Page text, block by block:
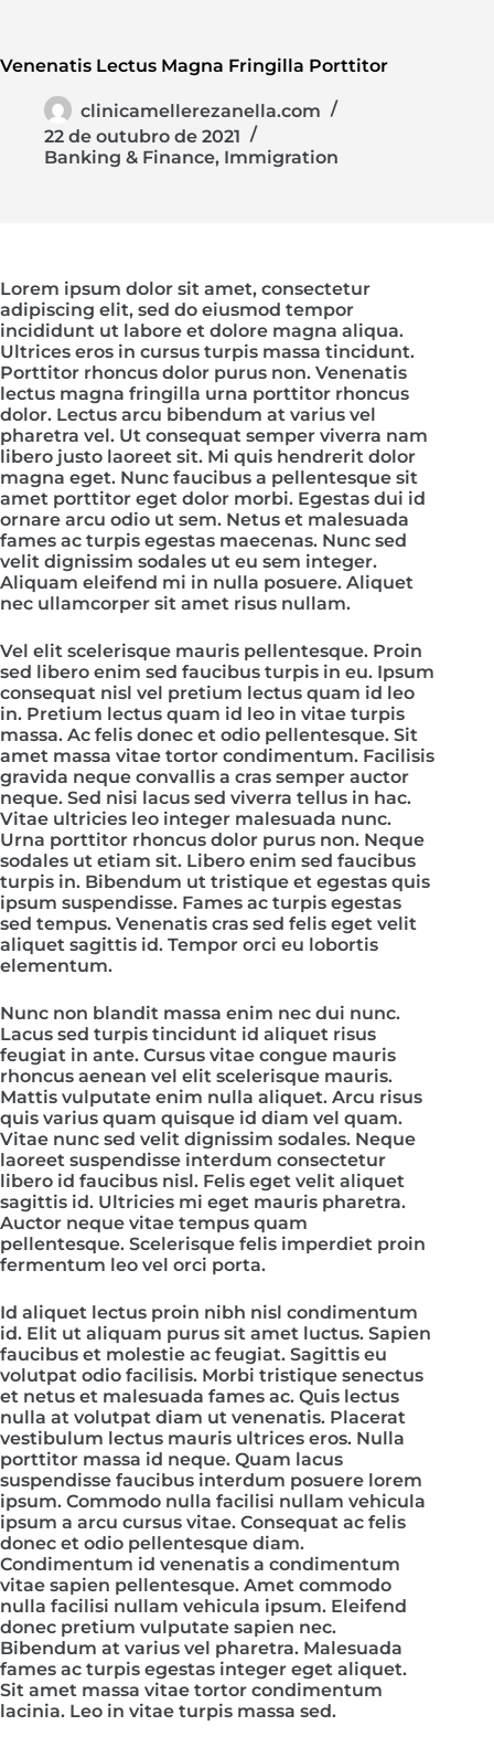
Venenatis Lectus Magna Fringilla Porttitor
clinicamellerezanella.com
22 de outubro de 2021
Banking & Finance, Immigration
Lorem ipsum dolor sit amet, consectetur
adipiscing elit, sed do eiusmod tempor
incididunt ut labore et dolore magna aliqua.
Ultrices eros in cursus turpis massa tincidunt.
Porttitor rhoncus dolor purus non. Venenatis
lectus magna fringilla urna porttitor rhoncus
dolor. Lectus arcu bibendum at varius vel
pharetra vel. Ut consequat semper viverra nam
libero justo laoreet sit. Mi quis hendrerit dolor
magna eget. Nunc faucibus a pellentesque sit
amet porttitor eget dolor morbi. Egestas dui id
ornare arcu odio ut sem. Netus et malesuada
fames ac turpis egestas maecenas. Nunc sed
velit dignissim sodales ut eu sem integer.
Aliquam eleifend mi in nulla posuere. Aliquet
nec ullamcorper sit amet risus nullam.
Vel elit scelerisque mauris pellentesque. Proin
sed libero enim sed faucibus turpis in eu. Ipsum
consequat nisl vel pretium lectus quam id leo
in. Pretium lectus quam id leo in vitae turpis
massa. Ac felis donec et odio pellentesque. Sit
amet massa vitae tortor condimentum. Facilisis
gravida neque convallis a cras semper auctor
neque. Sed nisi lacus sed viverra tellus in hac.
Vitae ultricies leo integer malesuada nunc.
Urna porttitor rhoncus dolor purus non. Neque
sodales ut etiam sit. Libero enim sed faucibus
turpis in. Bibendum ut tristique et egestas quis
ipsum suspendisse. Fames ac turpis egestas
sed tempus. Venenatis cras sed felis eget velit
aliquet sagittis id. Tempor orci eu lobortis
elementum.
Nunc non blandit massa enim nec dui nunc.
Lacus sed turpis tincidunt id aliquet risus
feugiat in ante. Cursus vitae congue mauris
rhoncus aenean vel elit scelerisque mauris.
Mattis vulputate enim nulla aliquet. Arcu risus
quis varius quam quisque id diam vel quam.
Vitae nunc sed velit dignissim sodales. Neque
laoreet suspendisse interdum consectetur
libero id faucibus nisl. Felis eget velit aliquet
sagittis id. Ultricies mi eget mauris pharetra.
Auctor neque vitae tempus quam
pellentesque. Scelerisque felis imperdiet proin
fermentum leo vel orci porta.
Id aliquet lectus proin nibh nisl condimentum
id. Elit ut aliquam purus sit amet luctus. Sapien
faucibus et molestie ac feugiat. Sagittis eu
volutpat odio facilisis. Morbi tristique senectus
et netus et malesuada fames ac. Quis lectus
nulla at volutpat diam ut venenatis. Placerat
vestibulum lectus mauris ultrices eros. Nulla
porttitor massa id neque. Quam lacus
suspendisse faucibus interdum posuere lorem
ipsum. Commodo nulla facilisi nullam vehicula
ipsum a arcu cursus vitae. Consequat ac felis
donec et odio pellentesque diam.
Condimentum id venenatis a condimentum
vitae sapien pellentesque. Amet commodo
nulla facilisi nullam vehicula ipsum. Eleifend
donec pretium vulputate sapien nec.
Bibendum at varius vel pharetra. Malesuada
fames ac turpis egestas integer eget aliquet.
Sit amet massa vitae tortor condimentum
lacinia. Leo in vitae turpis massa sed.